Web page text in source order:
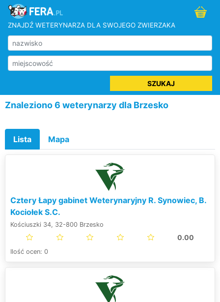
ZNAJDŹ WETERYNARZA DLA SWOJEGO ZWIERZAKA
SZUKAJ
Znaleziono 6 weterynarzy dla Brzesko
Lista Mapa
Cztery Łapy gabinet Weterynaryjny R. Synowiec, B.
Kociołek S.C.
Kościuszki 34, 32-800 Brzesko
0.00
Ilość ocen: 0